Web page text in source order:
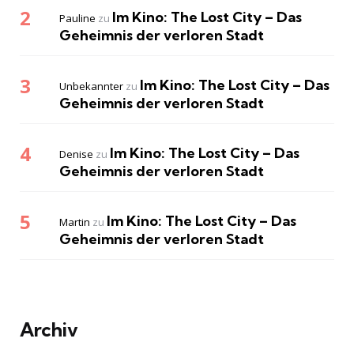
Pauline zu Im Kino: The Lost City – Das
Geheimnis der verloren Stadt
Unbekannter zu Im Kino: The Lost City – Das
Geheimnis der verloren Stadt
Denise zu Im Kino: The Lost City – Das
Geheimnis der verloren Stadt
Martin zu Im Kino: The Lost City – Das
Geheimnis der verloren Stadt
Archiv